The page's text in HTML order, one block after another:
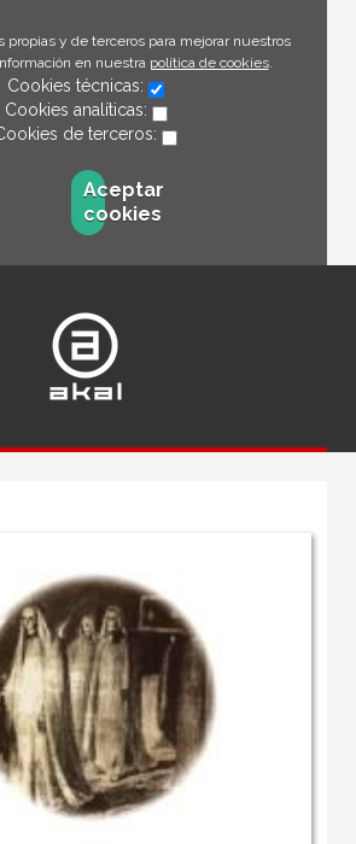
propias y de terceros para mejorar nuestros
en nuestra política de cookies.
Cookies técnicas:
Cookies analíticas:
de terceros:
Aceptar
cookies